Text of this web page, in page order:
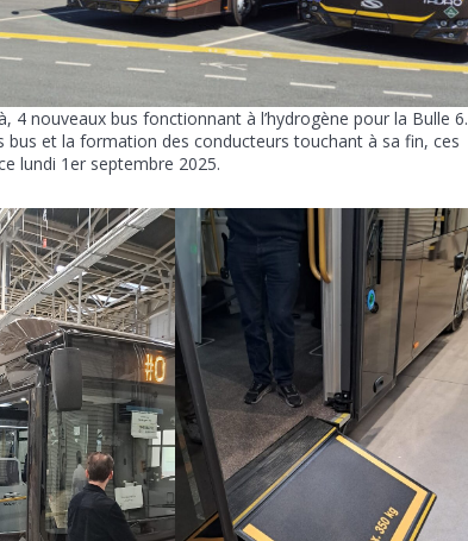
nouveaux bus fonctionnant à l’hydrogène pour la Bulle 6.
bus et la formation des conducteurs touchant à sa fin, ces
lundi 1er septembre 2025.